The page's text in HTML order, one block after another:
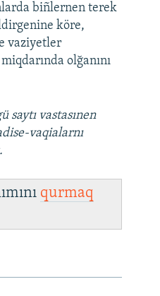
biñlernen terek
köre,
vaziyetler
olğanını
saytı vastasınen
vaqialarnı
qurmaq